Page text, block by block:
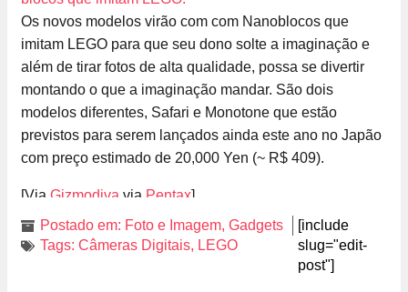
Os novos modelos virão com com Nanoblocos que
imitam LEGO para que seu dono solte a imaginação e
além de tirar fotos de alta qualidade, possa se divertir
montando o que a imaginação mandar. São dois
modelos diferentes, Safari e Monotone que estão
previstos para serem lançados ainda este ano no Japão
com preço estimado de 20,000 Yen (~ R$ 409).
[Via Gizmodiva via Pentax]
Postado em: Foto e Imagem, Gadgets
Tags: Câmeras Digitais, LEGO
[include
slug="edit-
post"]